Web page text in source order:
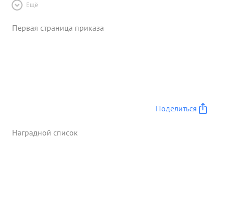
Ещё
Первая страница приказа
Поделиться
Наградной список